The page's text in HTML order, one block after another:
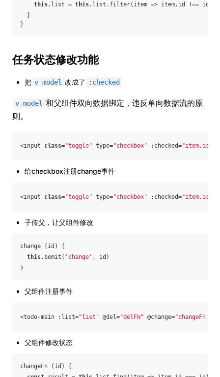
this.list = this.list.filter( item => item.id !== id)
}
}
任务状态修改功能
把 v-model 改成了 :checked
v-model 和父组件双向数据绑定，违反单向数据流的原
则。
<input class="toggle" type="checkbox" :checked=
给checkbox注册change事件
<input class="toggle" type="checkbox" :checked=
子传父，让父组件修改
change (id) {
this.$emit( 'change' , id)
}
父组件注册事件
<todo-main :list="list" @del="delFn" @change="changeFn"
父组件修改状态
changeFn (id) {